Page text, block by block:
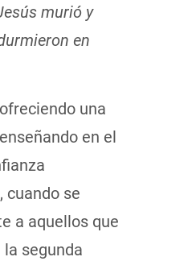
murió y
en
una
en el
cuando se
a aquellos que
segunda